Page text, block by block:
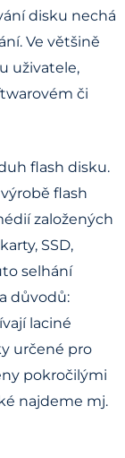
disku nechá
Ve většině
uživatele,
či
flash disku.
flash
založených
SSD,
selhání
důvodů:
laciné
určené pro
pokročilými
najdeme mj.